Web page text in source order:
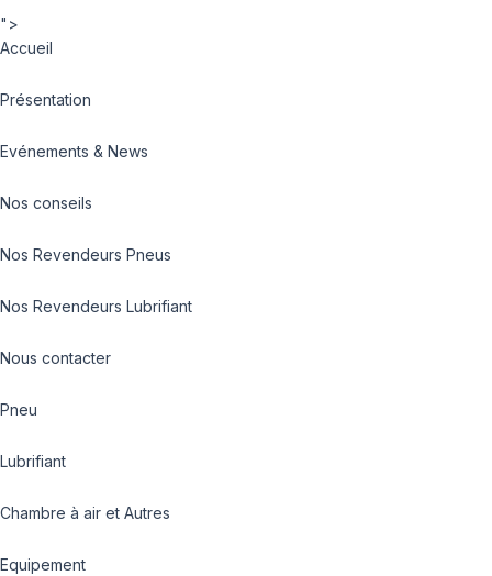
">
Accueil
Présentation
Evénements & News
Nos conseils
Nos Revendeurs Pneus
Nos Revendeurs Lubrifiant
Nous contacter
Pneu
Lubrifiant
Chambre à air et Autres
Equipement